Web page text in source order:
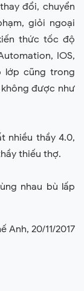
đổi, chuyển
giỏi ngoại
thức tốc độ
IOS,
lớp cũng trong
được như
nhiều thầy 4.0,
thiếu thợ.
nhau bù lấp
Anh, 20/11/2017